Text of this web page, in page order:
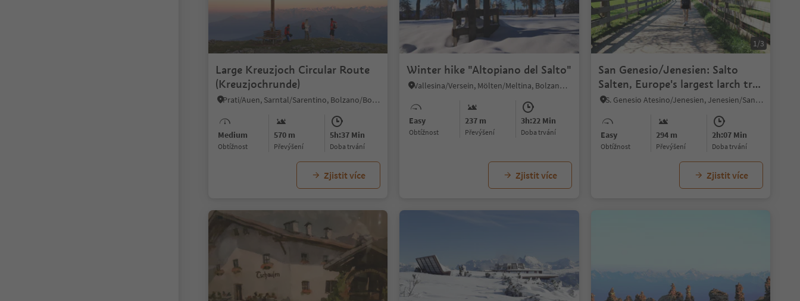
Large Kreuzjoch Circular Route
(Kreuzjochrunde)
Prati/Auen, Sarntal/Sarentino, Bolzano/Bozen and environs
Medium
Obtížnost
570 m
Převýšení
5h:37 Min
doba trvání
Zjistit více
Winter hike "Altopiano del Salto"
Vallesina/Versein, Mölten/Meltina, Bolzano/Bozen and environs
Easy
Obtížnost
237 m
Převýšení
3h:22 Min
doba trvání
Zjistit více
1/3
San Genesio/Jenesien: Salto
Salten, Europe's largest larch tree
high plateau
S. Genesio Atesino/Jenesien, Jenesien/San Genesio Atesino, Bolzano/Bozen and environs
Easy
Obtížnost
294 m
Převýšení
2h:07 Min
doba trvání
Zjistit více